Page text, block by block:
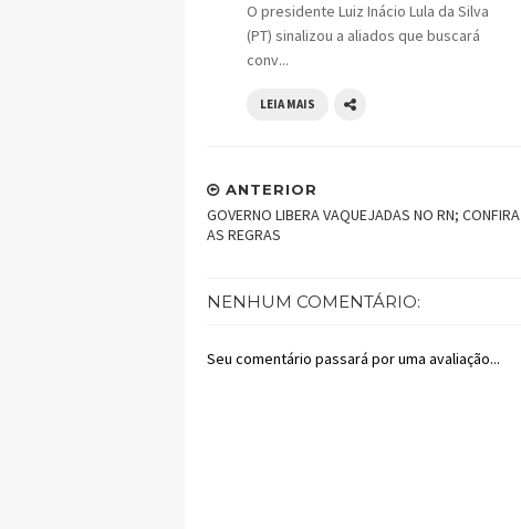
O presidente Luiz Inácio Lula da Silva
(PT) sinalizou a aliados que buscará
conv...
LEIA MAIS
ANTERIOR
GOVERNO LIBERA VAQUEJADAS NO RN; CONFIRA
AS REGRAS
NENHUM COMENTÁRIO:
Seu comentário passará por uma avaliação...